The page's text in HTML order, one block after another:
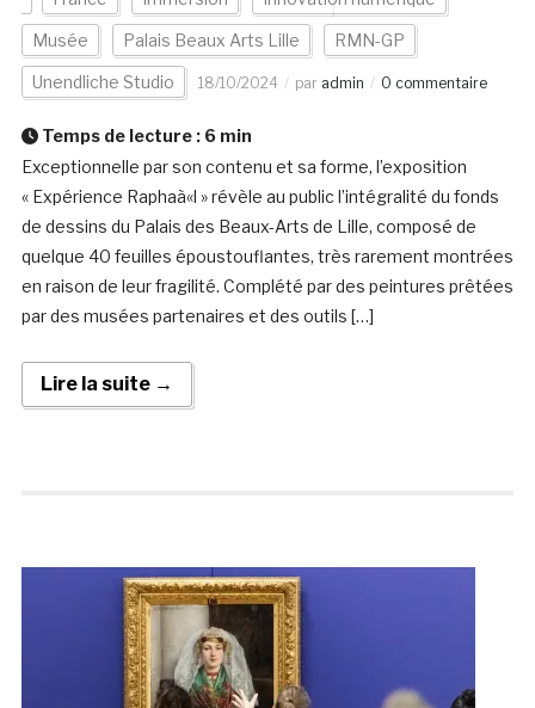
Musée Palais Beaux Arts Lille RMN-GP
Unendliche Studio 18/10/2024 par admin 0 commentaire
Temps de lecture : 6 min
Exceptionnelle par son contenu et sa forme, l’exposition
« Expérience Raphaà«l » révèle au public l’intégralité du fonds
de dessins du Palais des Beaux-Arts de Lille, composé de
quelque 40 feuilles époustouflantes, très rarement montrées
en raison de leur fragilité. Complété par des peintures prêtées
par des musées partenaires et des outils […]
Lire la suite →